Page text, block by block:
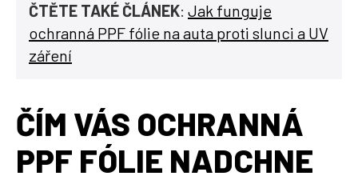
ČTĚTE TAKÉ ČLÁNEK: Jak funguje
ochranná PPF fólie na auta proti slunci a UV
záření
ČÍM VÁS OCHRANNÁ
PPF FÓLIE NADCHNE